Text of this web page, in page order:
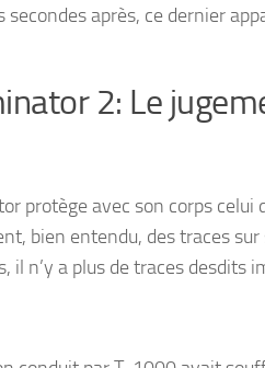
secondes après, ce dernier
2: Le
protège avec son corps celui
bien entendu, des traces
il n’y a plus de traces desdits